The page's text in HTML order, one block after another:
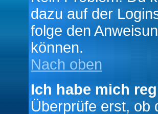
dazu auf der
folge den
können.
Nach oben
Ich habe mich
Überprüfe erst, ob